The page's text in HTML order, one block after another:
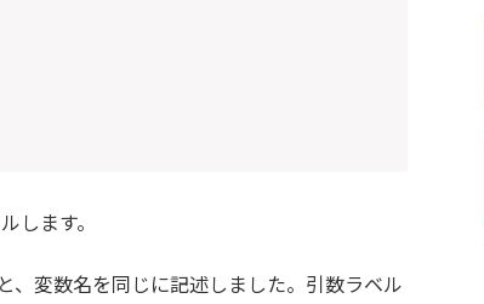
します。
、変数名を同じに記述しました。引数ラベル